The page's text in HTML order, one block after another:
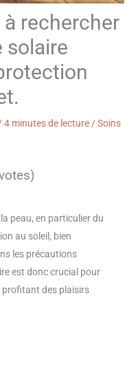
rechercher
solaire
4 minutes de lecture/Soins
peau, en particulier du
au soleil, bien
les précautions
est donc crucial pour
profitant des plaisirs